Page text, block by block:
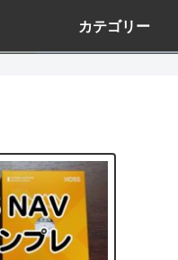
カテゴリー